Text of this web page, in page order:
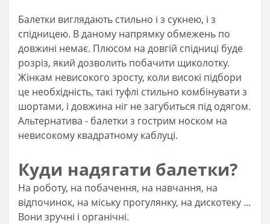
Балетки виглядають стильно і з сукнею, і з
спідницею. В даному напрямку обмежень по
довжині немає. Плюсом на довгій спідниці буде
розріз, який дозволить побачити щиколотку.
Жінкам невисокого зросту, коли високі підбори
це необхідність, такі туфлі стильно комбінувати з
шортами, і довжина ніг не загубиться під одягом.
Альтернатива - балетки з гострим носком на
невисокому квадратному каблуці.
Куди надягати балетки?
На роботу, на побачення, на навчання, на
відпочинок, на міську прогулянку, на дискотеку ...
Вони зручні і органічні.